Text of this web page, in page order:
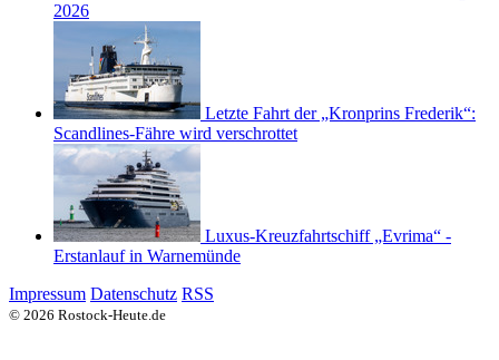
2026
Letzte Fahrt der „Kronprins Frederik“:
Scandlines-Fähre wird verschrottet
Luxus-Kreuzfahrtschiff „Evrima“ -
Erstanlauf in Warnemünde
Impressum Datenschutz RSS
© 2026 Rostock-Heute.de